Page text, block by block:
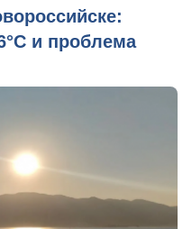
и проблема